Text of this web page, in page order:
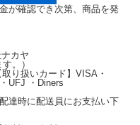
が確認でき次第、商品を発
カヤ
。）
り扱いカード】VISA・
UFJ ・Diners
達時に配送員にお支払い下